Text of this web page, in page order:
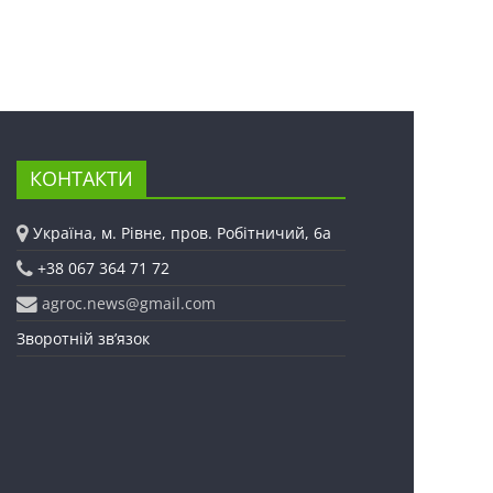
КОНТАКТИ
Україна, м. Рівне, пров. Робітничий, 6а
+38 067 364 71 72
agroc.news@gmail.com
Зворотній зв’язок